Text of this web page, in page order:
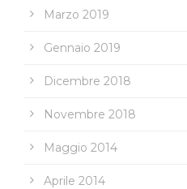
Marzo 2019
Gennaio 2019
Dicembre 2018
Novembre 2018
Maggio 2014
Aprile 2014